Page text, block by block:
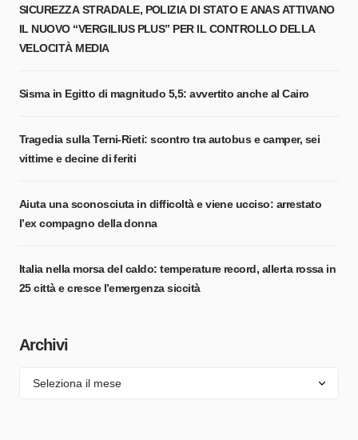
SICUREZZA STRADALE, POLIZIA DI STATO E ANAS ATTIVANO
IL NUOVO “VERGILIUS PLUS” PER IL CONTROLLO DELLA
VELOCITÀ MEDIA
Sisma in Egitto di magnitudo 5,5: avvertito anche al Cairo
Tragedia sulla Terni-Rieti: scontro tra autobus e camper, sei
vittime e decine di feriti
Aiuta una sconosciuta in difficoltà e viene ucciso: arrestato
l’ex compagno della donna
Italia nella morsa del caldo: temperature record, allerta rossa in
25 città e cresce l’emergenza siccità
Archivi